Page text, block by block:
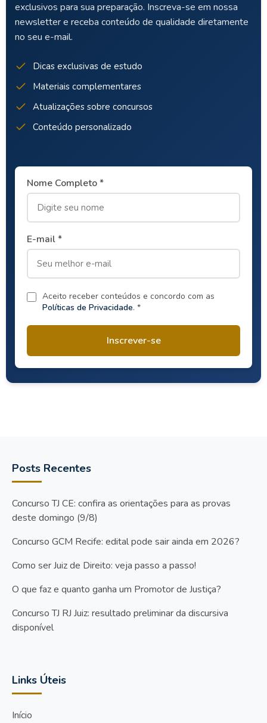
exclusivos para sua preparação. Inscreva-se em nossa
newsletter e receba conteúdo de qualidade diretamente
no seu e-mail.
Dicas exclusivas de estudo
Materiais complementares
Atualizações sobre concursos
Conteúdo personalizado
Nome Completo *
E-mail *
Aceito receber conteúdos e concordo com as
Políticas de Privacidade. *
Inscrever-se
Posts Recentes
Concurso TJ CE: confira as orientações para as provas
deste domingo (9/8)
Concurso GCM Recife: edital pode sair ainda em 2026?
Como ser Juiz de Direito: veja passo a passo!
O que faz e quanto ganha um Promotor de Justiça?
Concurso TJ RJ Juiz: resultado preliminar da discursiva
disponível
Links Úteis
Início